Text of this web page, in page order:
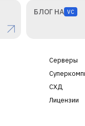
БЛОГ НА VC
Серверы
СХД
Лицензии